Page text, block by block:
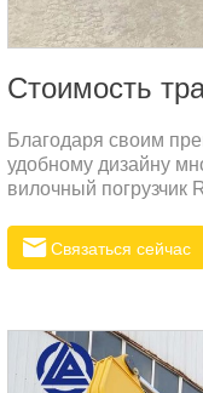
Стоимость
Благодаря своим
удобному дизайну
вилочный погрузчик
Независимо от того,
пространстве или в
Связаться сейчас